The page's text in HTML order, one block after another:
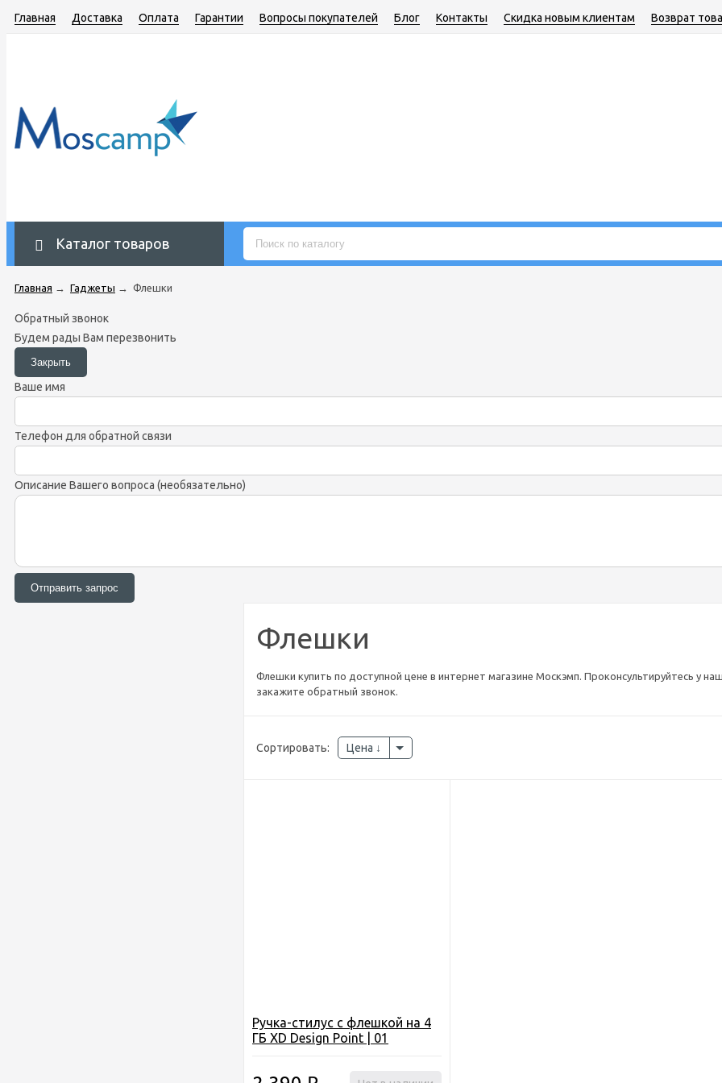
Главная Доставка Оплата Гарантии Вопросы покупателей Блог Контакты Скидка новым клиентам Возврат
Каталог товаров
Главная → Гаджеты → Флешки
Обратный звонок
Будем рады Вам перезвонить
Ваше имя
Телефон для обратной связи
Описание Вашего вопроса (необязательно)
Флешки
Флешки купить по доступной цене в интернет магазине Москэмп. Проконсультируйтесь у
закажите обратный звонок.
Сортировать: Цена
Ручка-стилус с флешкой на 4
ГБ XD Design Point | 01